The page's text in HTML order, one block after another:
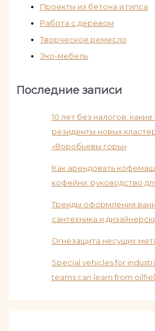
Проекты из бетона и гипса
Работа с деревом
Творческое ремесло
Эко-мебель
Последние записи
10 лет без налогов:
резиденты новых
«Воробьевы горы»
Как арендовать
кофейни: руководство
Тренды оформления
сантехника и
Огнезащита несущих
Special vehicles for
teams can learn from